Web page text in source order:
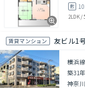
敷
2LDK/
賃貸マンション 友ビル1
横浜
築31年
神奈